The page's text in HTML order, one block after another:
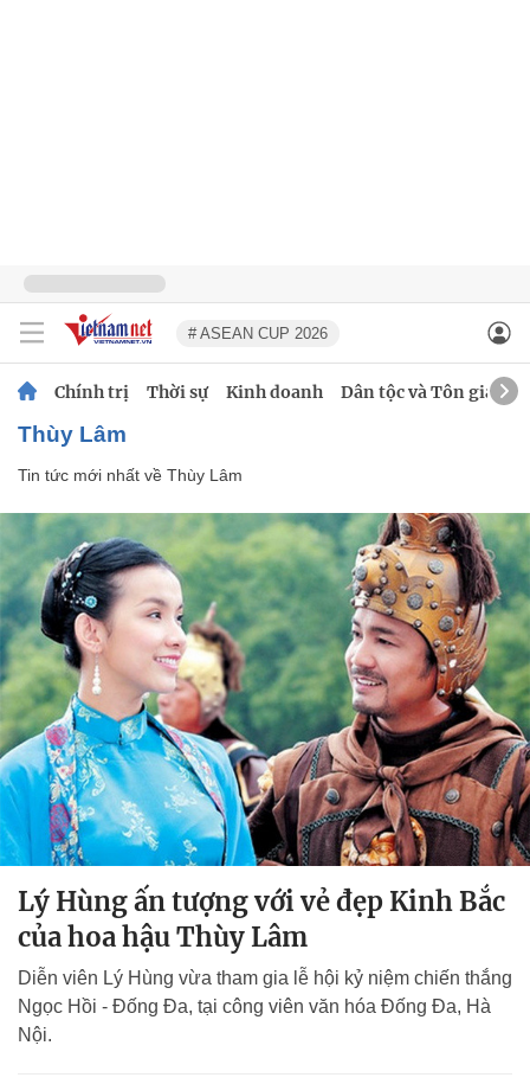
# ASEAN CUP 2026
Chính trị Thời sự Kinh doanh Dân tộc và Tôn giáo
Thùy Lâm
Tin tức mới nhất về Thùy Lâm
Lý Hùng ấn tượng với vẻ đẹp Kinh Bắc
của hoa hậu Thùy Lâm
Diễn viên Lý Hùng vừa tham gia lễ hội kỷ niệm chiến thắng
Ngọc Hồi - Đống Đa, tại công viên văn hóa Đống Đa, Hà
Nội.